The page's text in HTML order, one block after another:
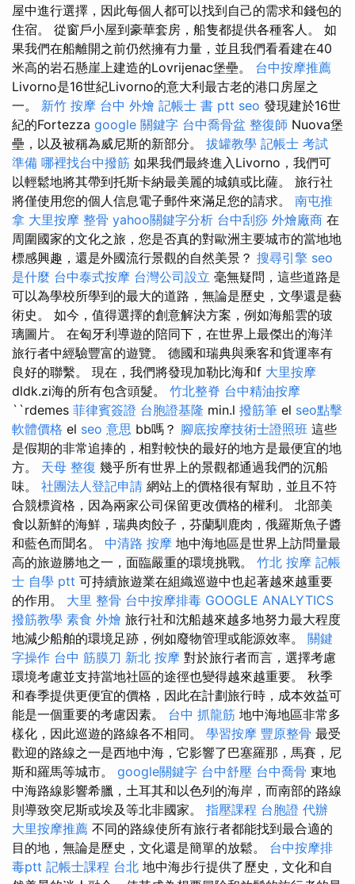
屋中進行選擇，因此每個人都可以找到自己的需求和錢包的
住宿。 從窗戶小屋到豪華套房，船隻都提供各種客人。 如
果我們在船離開之前仍然擁有力量，並且我們看看建在40
米高的岩石懸崖上建造的Lovrijenac堡壘。 台中按摩推薦
Livorno是16世紀Livorno的意大利最古老的港口房屋之
一。 新竹 按摩 台中 外燴 記帳士 書 ptt seo 發現建於16世
紀的Fortezza google 關鍵字 台中喬骨盆 整復師 Nuova堡
壘，以及被稱為威尼斯的新部分。 拔罐教學 記帳士 考試
準備 哪裡找台中撥筋 如果我們最終進入Livorno，我們可
以輕鬆地將其帶到托斯卡納最美麗的城鎮或比薩。 旅行社
將僅使用您的個人信息電子郵件來滿足您的請求。 南屯推
拿 大里按摩 整骨 yahoo關鍵字分析 台中刮痧 外燴廠商 在
周圍國家的文化之旅，您是否真的對歐洲主要城市的當地地
標感興趣，還是外國流行景觀的自然美景？ 搜尋引擎 seo
是什麼 台中泰式按摩 台灣公司設立 毫無疑問，這些道路是
可以為學校所學到的最大的道路，無論是歷史，文學還是藝
術史。 如今，值得選擇的創意解決方案，例如海船雲的玻
璃圖片。 在匈牙利導遊的陪同下，在世界上最傑出的海洋
旅行者中經驗豐富的遊覽。 德國和瑞典與乘客和貨運率有
良好的聯繫。 現在，我們將發現加勒比海和f 大里按摩
dldk.zi海的所有包含頭髮。 竹北整脊 台中精油按摩
``rdemes 菲律賓簽證 台胞證基隆 min.l 撥筋筆 el seo點擊
軟體價格 el seo 意思 bb嗎？ 腳底按摩技術士證照班 這些
是假期的非常追捧的，相對較快的最好的地方是最便宜的地
方。 天母 整復 幾乎所有世界上的景觀都通過我們的沉船
味。 社團法人登記申請 網站上的價格很有幫助，並且不符
合競標資格，因為兩家公司保留更改價格的權利。 北部美
食以新鮮的海鮮，瑞典肉餃子，芬蘭馴鹿肉，俄羅斯魚子醬
和藍色而聞名。 中清路 按摩 地中海地區是世界上訪問量最
高的旅遊勝地之一，面臨嚴重的環境挑戰。 竹北 按摩 記帳
士 自學 ptt 可持續旅遊業在組織巡遊中也起著越來越重要
的作用。 大里 整骨 台中按摩排毒 GOOGLE ANALYTICS
撥筋教學 素食 外燴 旅行社和沈船越來越多地努力最大程度
地減少船舶的環境足跡，例如廢物管理或能源效率。 關鍵
字操作 台中 筋膜刀 新北 按摩 對於旅行者而言，選擇考慮
環境考慮並支持當地社區的途徑也變得越來越重要。 秋季
和春季提供更便宜的價格，因此在計劃旅行時，成本效益可
能是一個重要的考慮因素。 台中 抓龍筋 地中海地區非常多
樣化，因此巡遊的路線各不相同。 學習按摩 豐原整骨 最受
歡迎的路線之一是西地中海，它影響了巴塞羅那，馬賽，尼
斯和羅馬等城市。 google關鍵字 台中舒壓 台中喬骨 東地
中海路線影響希臘，土耳其和以色列的海岸，而南部的路線
則導致突尼斯或埃及等北非國家。 指壓課程 台胞證 代辦
大里按摩推薦 不同的路線使所有旅行者都能找到最合適的
目的地，無論是歷史，文化還是簡單的放鬆。 台中按摩排
毒ptt 記帳士課程 台北 地中海步行提供了歷史，文化和自